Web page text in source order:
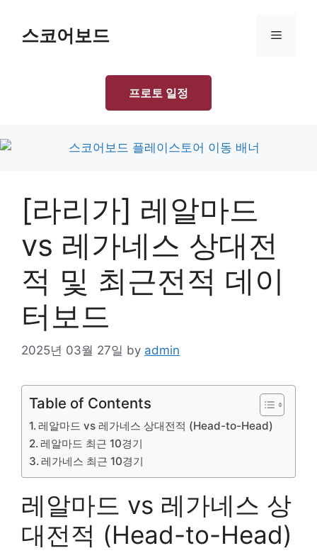
content스코어보드 Menu
프로토 일정
[라리가] 레알마드
vs 레가네스 상대전
적 및 최근전적 데이
터보드
2025년 03월 27일 by admin
Table of Contents
레알마드 vs 레가네스 상대전적 (Head-to-Head)
레알마드 최근 10경기
레가네스 최근 10경기
레알마드 vs 레가네스 상
대전적 (Head-to-Head)